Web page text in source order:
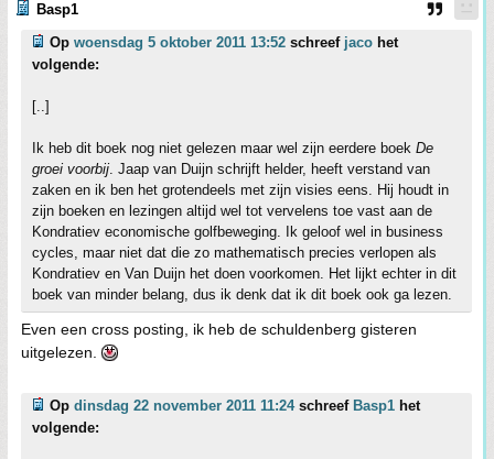
Basp1
Op woensdag 5 oktober 2011 13:52 schreef jaco het
volgende:
[..]
Ik heb dit boek nog niet gelezen maar wel zijn eerdere boek De
groei voorbij. Jaap van Duijn schrijft helder, heeft verstand van
zaken en ik ben het grotendeels met zijn visies eens. Hij houdt in
zijn boeken en lezingen altijd wel tot vervelens toe vast aan de
Kondratiev economische golfbeweging. Ik geloof wel in business
cycles, maar niet dat die zo mathematisch precies verlopen als
Kondratiev en Van Duijn het doen voorkomen. Het lijkt echter in dit
boek van minder belang, dus ik denk dat ik dit boek ook ga lezen.
Even een cross posting, ik heb de schuldenberg gisteren
uitgelezen.
Op dinsdag 22 november 2011 11:24schreef Basp1 het
volgende: